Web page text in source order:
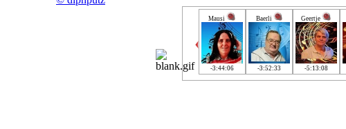
Mausi
-3:44:06
Baerli
-3:52:33
Geertje
-5:13:08